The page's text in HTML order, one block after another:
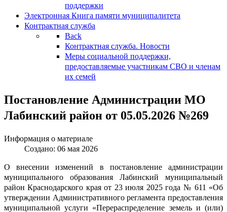
поддержки
Электронная Книга памяти муниципалитета
Контрактная служба
Back
Контрактная служба. Новости
Меры социальной поддержки,
предоставляемые участникам СВО и членам
их семей
Постановление Администрации МО
Лабинский район от 05.05.2026 №269
Информация о материале
Создано: 06 мая 2026
О внесении изменений в постановление администрации
муниципального образования Лабинский муниципальный
район Краснодарского края от 23 июля 2025 года № 611 «Об
утверждении Административного регламента предоставления
муниципальной услуги «Перераспределение земель и (или)